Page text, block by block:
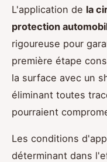
L'application de la
protection
rigoureuse pour
première étape
la surface avec un
éliminant toutes
pourraient
Les conditions
déterminant dans